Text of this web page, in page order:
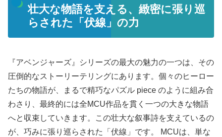
壮大な物語を支える、緻密に張り巡
らされた「伏線」の力
『アベンジャーズ』シリーズの最大の魅力の一つは、その
圧倒的なストーリーテリングにあります。個々のヒーロー
たちの物語が、まるで精巧なパズル piece のように組み合
わさり、最終的には全MCU作品を貫く一つの大きな物語
へと収束していきます。この壮大な叙事詩を支えているの
が、巧みに張り巡らされた「伏線」です。 MCUは、単な